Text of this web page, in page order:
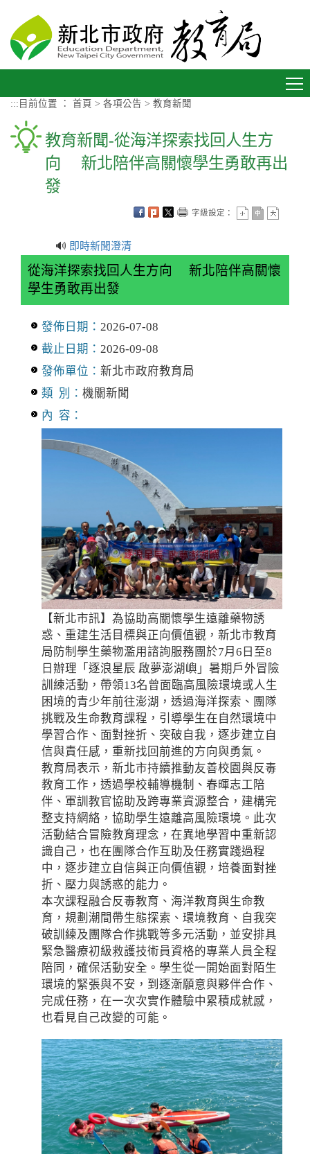
::: 目前位置 ： 首頁 > 各項公告 > 教育新聞
教育新聞-從海洋探索找回人生方
向 新北陪伴高關懷學生勇敢再出
發
字級設定：
🔊 即時新聞澄清
從海洋探索找回人生方向 新北陪伴高關懷
學生勇敢再出發
發佈日期： 2026-07-08
截止日期： 2026-09-08
發佈單位： 新北市政府教育局
類 別： 機關新聞
內 容：
【新北市訊】為協助高關懷學生遠離藥物誘
惑、重建生活目標與正向價值觀，新北市教育
局防制學生藥物濫用諮詢服務團於7月6日至8
日辦理「逐浪星辰 啟夢澎湖嶼」暑期戶外冒險
訓練活動，帶領13名曾面臨高風險環境或人生
困境的青少年前往澎湖，透過海洋探索、團隊
挑戰及生命教育課程，引導學生在自然環境中
學習合作、面對挫折、突破自我，逐步建立自
信與責任感，重新找回前進的方向與勇氣。
教育局表示，新北市持續推動友善校園與反毒
教育工作，透過學校輔導機制、春暉志工陪
伴、軍訓教官協助及跨專業資源整合，建構完
整支持網絡，協助學生遠離高風險環境。此次
活動結合冒險教育理念，在異地學習中重新認
識自己，也在團隊合作互助及任務實踐過程
中，逐步建立自信與正向價值觀，培養面對挫
折、壓力與誘惑的能力。
本次課程融合反毒教育、海洋教育與生命教
育，規劃潮間帶生態探索、環境教育、自我突
破訓練及團隊合作挑戰等多元活動，並安排具
緊急醫療初級救護技術員資格的專業人員全程
陪同，確保活動安全。學生從一開始面對陌生
環境的緊張與不安，到逐漸願意與夥伴合作、
完成任務，在一次次實作體驗中累積成就感，
也看見自己改變的可能。